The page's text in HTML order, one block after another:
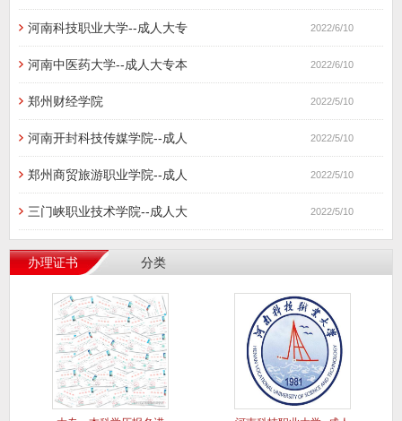
河南科技职业大学--成人大专 2022/6/10
河南中医药大学--成人大专本 2022/6/10
郑州财经学院 2022/5/10
河南开封科技传媒学院--成人 2022/5/10
郑州商贸旅游职业学院--成人 2022/5/10
三门峡职业技术学院--成人大 2022/5/10
办理证书 分类